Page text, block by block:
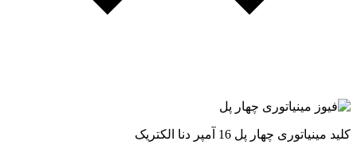
کلید مینیاتوری چهار پل 16 آمپر دنا الکتریک